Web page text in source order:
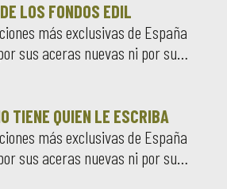
LOS FONDOS EDIL
más exclusivas de España
sus aceras nuevas ni por su…
TIENE QUIEN LE ESCRIBA
más exclusivas de España
sus aceras nuevas ni por su…